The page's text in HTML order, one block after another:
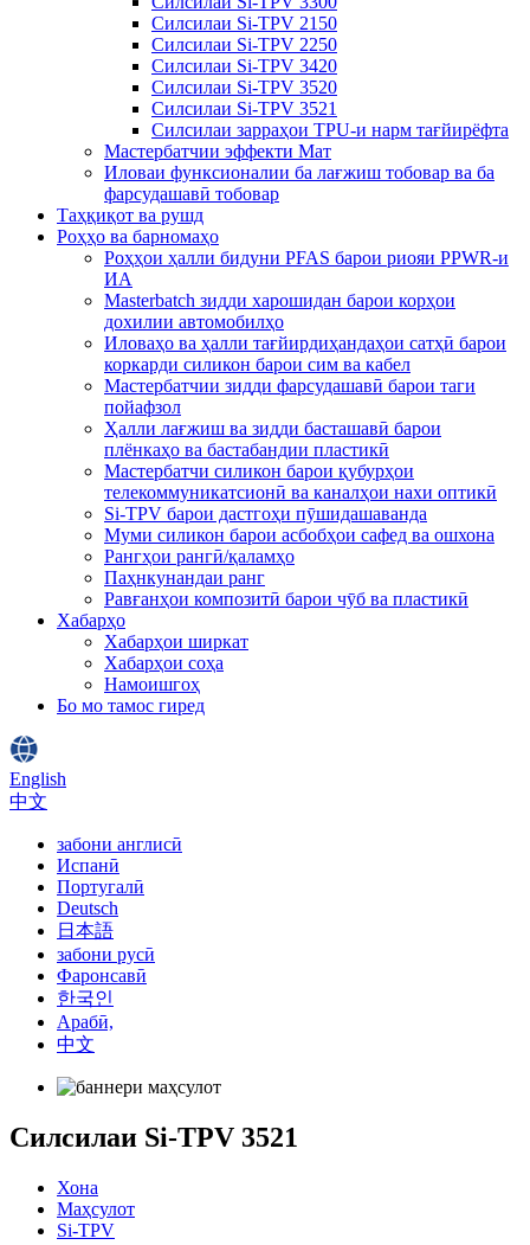
Силсилаи Si-TPV 2150
Силсилаи Si-TPV 2250
Силсилаи Si-TPV 3420
Силсилаи Si-TPV 3520
Силсилаи Si-TPV 3521
Силсилаи зарраҳои TPU-и нарм тағйирёфта
Мастербатчии эффекти Мат
Иловаи функсионалии ба лағжиш тобовар ва ба
фарсудашавӣ тобовар
Таҳқиқот ва рушд
Роҳҳо ва барномаҳо
Роҳҳои ҳалли бидуни PFAS барои риояи PPWR-и
ИА
Masterbatch зидди харошидан барои корҳои
дохилии автомобилҳо
Иловаҳо ва ҳалли тағйирдиҳандаҳои сатҳӣ барои
коркарди силикон барои сим ва кабел
Мастербатчии зидди фарсудашавӣ барои таги
пойафзол
Ҳалли лағжиш ва зидди басташавӣ барои
плёнкаҳо ва бастабандии пластикӣ
Мастербатчи силикон барои қубурҳои
телекоммуникатсионӣ ва каналҳои нахи оптикӣ
Si-TPV барои дастгоҳи пӯшидашаванда
Муми силикон барои асбобҳои сафед ва ошхона
Рангҳои рангӣ/қаламҳо
Паҳнкунандаи ранг
Равғанҳои композитӣ барои чӯб ва пластикӣ
Хабарҳо
Хабарҳои ширкат
Хабарҳои соҳа
Намоишгоҳ
Бо мо тамос гиред
English
中文
забони англисӣ
Испанӣ
Португалӣ
Deutsch
日本語
забони русӣ
Фаронсавӣ
한국인
Арабӣ,
中文
Силсилаи Si-TPV 3521
Хона
Маҳсулот
Si-TPV